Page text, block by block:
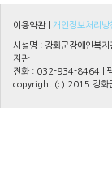
이용약관| 개인정보처리방
시설명 : 강화군장애인복
지관
전화 : 032-934-8464 |
copyright (c) 2015 강화